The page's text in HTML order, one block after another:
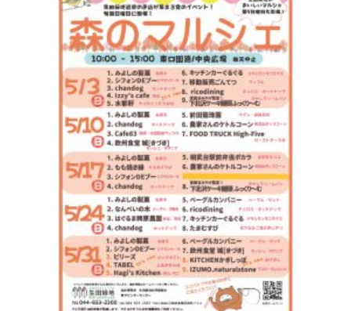
園内のご案内
園内のご案内
生田緑地の樹木ごよみ
学校団体の雨天時の昼食場所
イベント情報
フード＆カフェ
マネジメント会議
自然環境保全管理会議